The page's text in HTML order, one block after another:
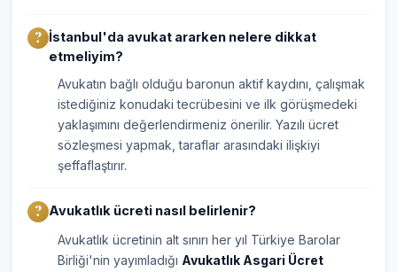
İstanbul'da avukat ararken nelere dikkat
etmeliyim?
Avukatın bağlı olduğu baronun aktif kaydını, çalışmak
istediğiniz konudaki tecrübesini ve ilk görüşmedeki
yaklaşımını değerlendirmeniz önerilir. Yazılı ücret
sözleşmesi yapmak, taraflar arasındaki ilişkiyi
şeffaflaştırır.
Avukatlık ücreti nasıl belirlenir?
Avukatlık ücretinin alt sınırı her yıl Türkiye Barolar
Birliği'nin yayımladığı Avukatlık Asgari Ücret